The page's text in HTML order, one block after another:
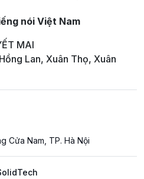
nói Việt Nam
MAI
Lan, Xuân Thọ, Xuân
Cửa Nam, TP. Hà Nội